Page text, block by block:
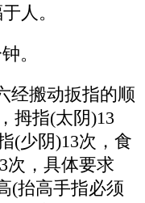
人。
。
搬动扳指的顺
拇指(太阴)13
(少阴)13次，食
次，具体要求
(抬高手指必须